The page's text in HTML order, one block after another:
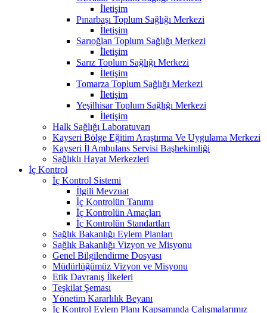
İletişim
Pınarbaşı Toplum Sağlığı Merkezi
İletişim
Sarıoğlan Toplum Sağlığı Merkezi
İletişim
Sarız Toplum Sağlığı Merkezi
İletişim
Tomarza Toplum Sağlığı Merkezi
İletişim
Yeşilhisar Toplum Sağlığı Merkezi
İletişim
Halk Sağlığı Laboratuvarı
Kayseri Bölge Eğitim Araştırma Ve Uygulama Merkezi
Kayseri İl Ambulans Servisi Başhekimliği
Sağlıklı Hayat Merkezleri
İç Kontrol
İç Kontrol Sistemi
İlgili Mevzuat
İç Kontrolün Tanımı
İç Kontrolün Amaçları
İç Kontrolün Standartları
Sağlık Bakanlığı Eylem Planları
Sağlık Bakanlığı Vizyon ve Misyonu
Genel Bilgilendirme Dosyası
Müdürlüğümüz Vizyon ve Misyonu
Etik Davranış İlkeleri
Teşkilat Şeması
Yönetim Kararlılık Beyanı
İç Kontrol Eylem Planı Kapsamında Çalışmalarımız